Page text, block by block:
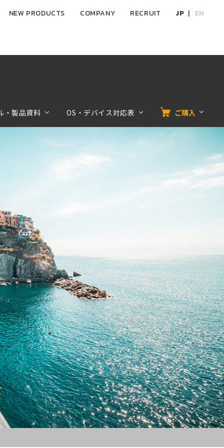
NEW PRODUCTS COMPANY RECRUIT JP EN
・製品資料 OS・デバイス対応表 ご購入